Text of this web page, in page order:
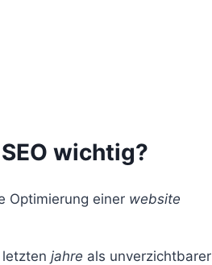
wichtig?
Optimierung einer website
jahre als unverzichtbarer